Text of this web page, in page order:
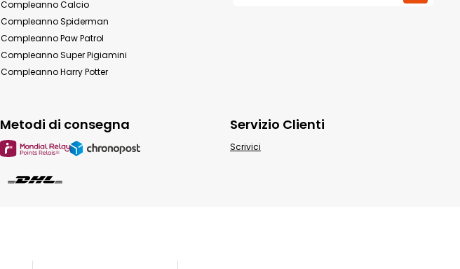
Compleanno Calcio
Compleanno Spiderman
Compleanno Paw Patrol
Compleanno Super Pigiamini
Compleanno Harry Potter
Metodi di consegna Servizio Clienti
Scrivici